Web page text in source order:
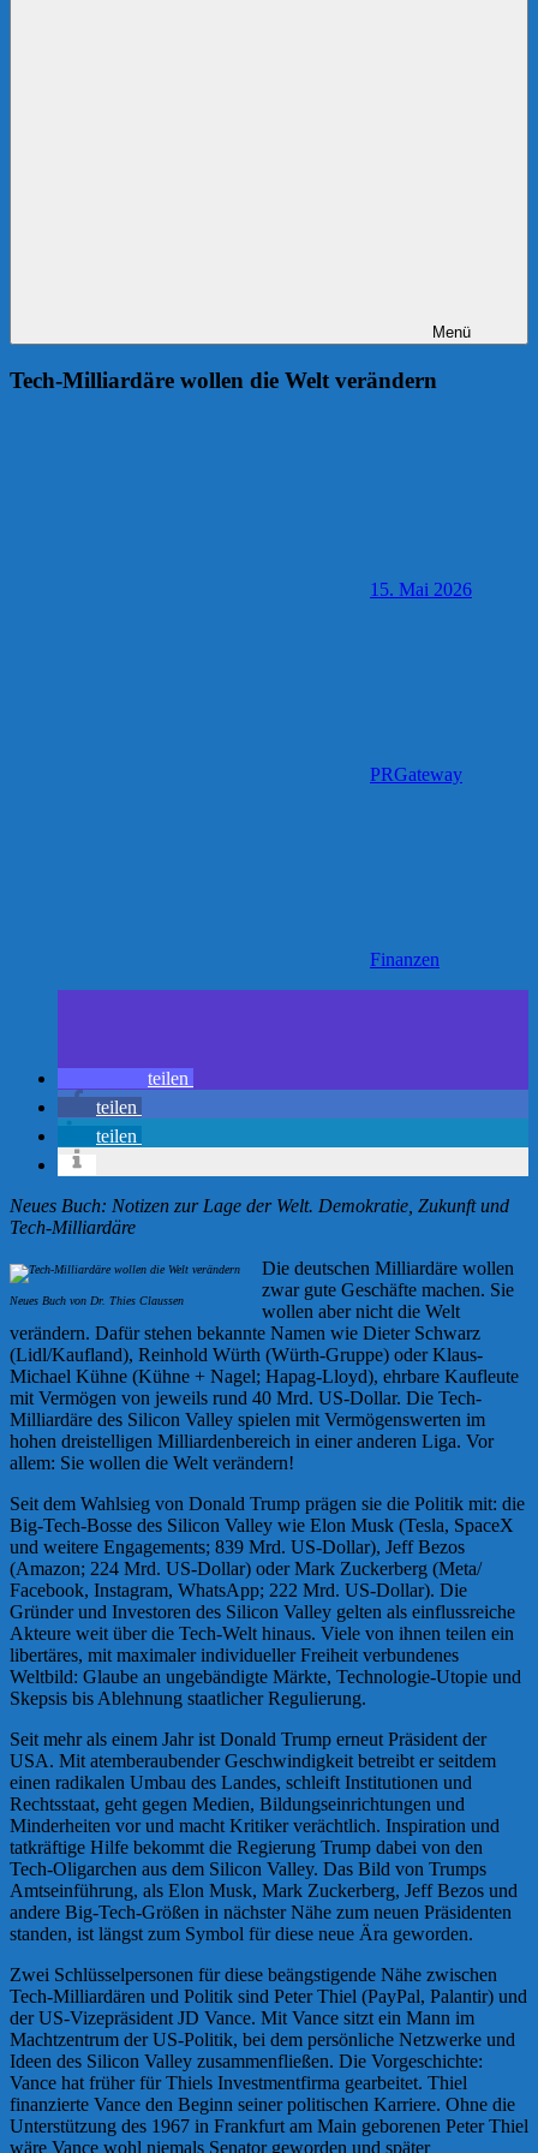
Menü
Tech-Milliardäre wollen die Welt verändern
15. Mai 2026
PRGateway
Finanzen
teilen
teilen
teilen
Neues Buch: Notizen zur Lage der Welt. Demokratie, Zukunft und
Tech-Milliardäre
Neues Buch von Dr. Thies Claussen
Die deutschen Milliardäre wollen
zwar gute Geschäfte machen. Sie
wollen aber nicht die Welt
verändern. Dafür stehen bekannte Namen wie Dieter Schwarz
(Lidl/Kaufland), Reinhold Würth (Würth-Gruppe) oder Klaus-
Michael Kühne (Kühne + Nagel; Hapag-Lloyd), ehrbare Kaufleute
mit Vermögen von jeweils rund 40 Mrd. US-Dollar. Die Tech-
Milliardäre des Silicon Valley spielen mit Vermögenswerten im
hohen dreistelligen Milliardenbereich in einer anderen Liga. Vor
allem: Sie wollen die Welt verändern!
Seit dem Wahlsieg von Donald Trump prägen sie die Politik mit: die
Big-Tech-Bosse des Silicon Valley wie Elon Musk (Tesla, SpaceX
und weitere Engagements; 839 Mrd. US-Dollar), Jeff Bezos
(Amazon; 224 Mrd. US-Dollar) oder Mark Zuckerberg (Meta/
Facebook, Instagram, WhatsApp; 222 Mrd. US-Dollar). Die
Gründer und Investoren des Silicon Valley gelten als einflussreiche
Akteure weit über die Tech-Welt hinaus. Viele von ihnen teilen ein
libertäres, mit maximaler individueller Freiheit verbundenes
Weltbild: Glaube an ungebändigte Märkte, Technologie-Utopie und
Skepsis bis Ablehnung staatlicher Regulierung.
Seit mehr als einem Jahr ist Donald Trump erneut Präsident der
USA. Mit atemberaubender Geschwindigkeit betreibt er seitdem
einen radikalen Umbau des Landes, schleift Institutionen und
Rechtsstaat, geht gegen Medien, Bildungseinrichtungen und
Minderheiten vor und macht Kritiker verächtlich. Inspiration und
tatkräftige Hilfe bekommt die Regierung Trump dabei von den
Tech-Oligarchen aus dem Silicon Valley. Das Bild von Trumps
Amtseinführung, als Elon Musk, Mark Zuckerberg, Jeff Bezos und
andere Big-Tech-Größen in nächster Nähe zum neuen Präsidenten
standen, ist längst zum Symbol für diese neue Ära geworden.
Zwei Schlüsselpersonen für diese beängstigende Nähe zwischen
Tech-Milliardären und Politik sind Peter Thiel (PayPal, Palantir) und
der US-Vizepräsident JD Vance. Mit Vance sitzt ein Mann im
Machtzentrum der US-Politik, bei dem persönliche Netzwerke und
Ideen des Silicon Valley zusammenfließen. Die Vorgeschichte:
Vance hat früher für Thiels Investmentfirma gearbeitet. Thiel
finanzierte Vance den Beginn seiner politischen Karriere. Ohne die
Unterstützung des 1967 in Frankfurt am Main geborenen Peter Thiel
wäre Vance wohl niemals Senator geworden und später